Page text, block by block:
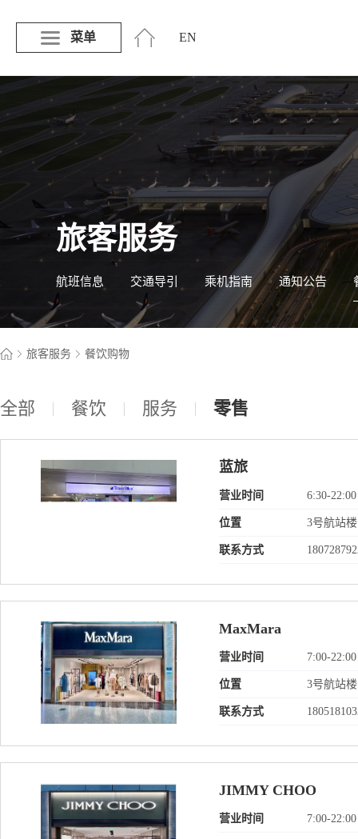
菜单 EN
旅客服务
航班信息 交通导引 乘机指南 通知公告
旅客服务 餐饮购物
全部 餐饮 服务 零售
蓝旅
营业时间 6:30-22:00
位置 3号航站
联系方式
MaxMara
营业时间 7:00-22:00
位置 3号航站
联系方式
JIMMY CHOO
营业时间 7:00-22:00